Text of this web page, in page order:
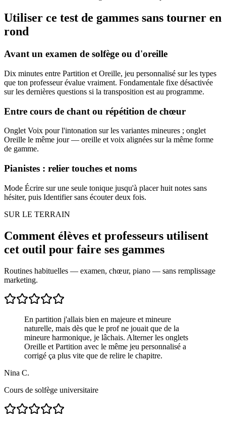
Utiliser ce test de gammes sans tourner en
rond
Avant un examen de solfège ou d'oreille
Dix minutes entre Partition et Oreille, jeu personnalisé sur les types
que ton professeur évalue vraiment. Fondamentale fixe désactivée
sur les dernières questions si la transposition est au programme.
Entre cours de chant ou répétition de chœur
Onglet Voix pour l'intonation sur les variantes mineures ; onglet
Oreille le même jour — oreille et voix alignées sur la même forme
de gamme.
Pianistes : relier touches et noms
Mode Écrire sur une seule tonique jusqu'à placer huit notes sans
hésiter, puis Identifier sans écouter deux fois.
SUR LE TERRAIN
Comment élèves et professeurs utilisent
cet outil pour faire ses gammes
Routines habituelles — examen, chœur, piano — sans remplissage
marketing.
En partition j'allais bien en majeure et mineure
naturelle, mais dès que le prof ne jouait que de la
mineure harmonique, je lâchais. Alterner les onglets
Oreille et Partition avec le même jeu personnalisé a
corrigé ça plus vite que de relire le chapitre.
Nina C.
Cours de solfège universitaire